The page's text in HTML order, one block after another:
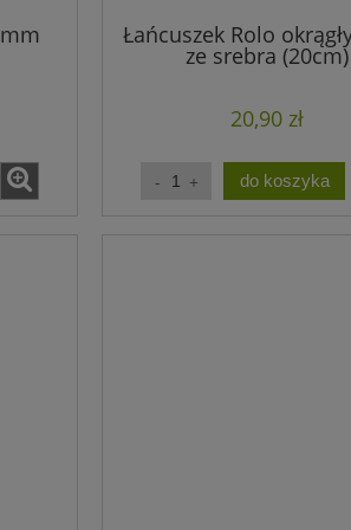
Łańcuszek Rolo
ze srebra (20cm)
20,90 zł
do koszyka